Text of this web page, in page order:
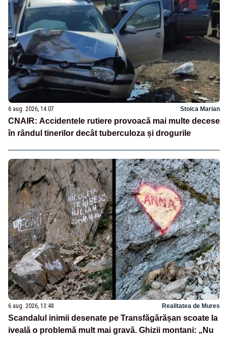
6 aug. 2026, 14:07 Stoica Marian
CNAIR: Accidentele rutiere provoacă mai multe decese
în rândul tinerilor decât tuberculoza și drogurile
6 aug. 2026, 13:48 Realitatea de Mures
Scandalul inimii desenate pe Transfăgărășan scoate la
iveală o problemă mult mai gravă. Ghizii montani: „Nu